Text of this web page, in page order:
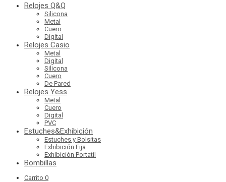
Relojes Q&Q
Silicona
Metal
Cuero
Digital
Relojes Casio
Metal
Digital
Silicona
Cuero
De Pared
Relojes Yess
Metal
Cuero
Digital
PVC
Estuches&Exhibición
Estuches y Bolsitas
Exhibición Fija
Exhibición Portatil
Bombillas
Carrito 0